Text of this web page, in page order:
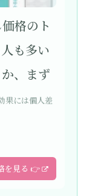
格のト
も多い
、まず
果には個人差
を見る 👉